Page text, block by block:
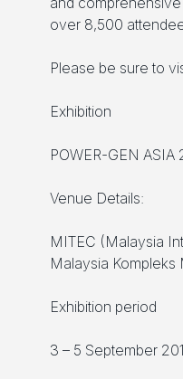
over 8,500
Please be sure to
Exhibition
POWER-GEN ASIA
Venue Details:
MITEC (Malaysia
Malaysia Kompleks
Exhibition period
3 – 5 September